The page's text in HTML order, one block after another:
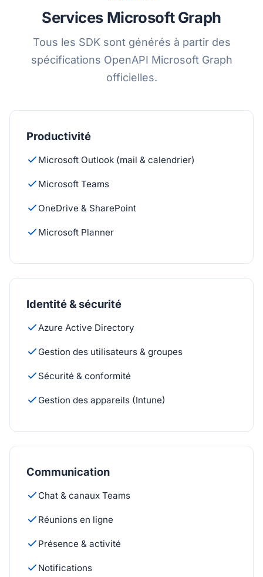
Services Microsoft Graph
Tous les SDK sont générés à partir des
spécifications OpenAPI Microsoft Graph
officielles.
Productivité
Microsoft Outlook (mail & calendrier)
Microsoft Teams
OneDrive & SharePoint
Microsoft Planner
Identité & sécurité
Azure Active Directory
Gestion des utilisateurs & groupes
Sécurité & conformité
Gestion des appareils (Intune)
Communication
Chat & canaux Teams
Réunions en ligne
Présence & activité
Notifications